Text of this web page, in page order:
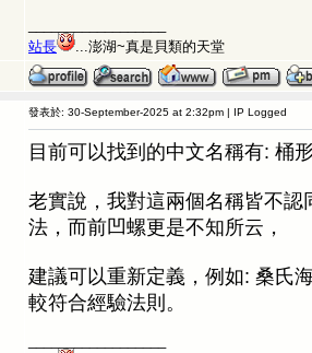
站長
...澎湖~真是貝類的天堂
發表於: 30-September-2025 at 2:32pm | IP Logged
目前可以找到的中文名稱有: 桶
老實說，我對這兩個名稱皆不
法，而前凹螺更是不知所云，
建議可以重新定義，例如: 桑氏
較符合經驗法則。